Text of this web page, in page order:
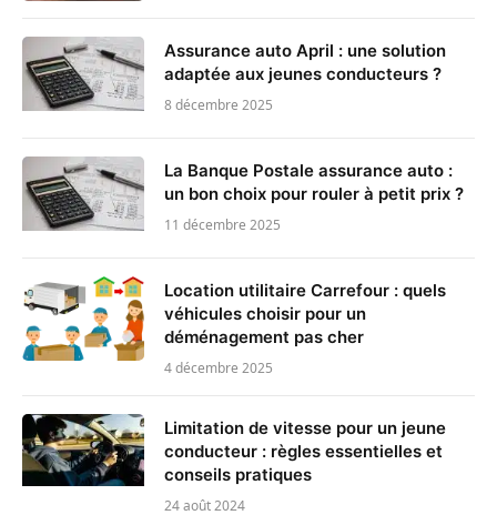
Assurance auto April : une solution
adaptée aux jeunes conducteurs ?
8 décembre 2025
La Banque Postale assurance auto :
un bon choix pour rouler à petit prix ?
11 décembre 2025
Location utilitaire Carrefour : quels
véhicules choisir pour un
déménagement pas cher
4 décembre 2025
Limitation de vitesse pour un jeune
conducteur : règles essentielles et
conseils pratiques
24 août 2024